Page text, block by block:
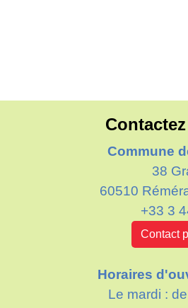
Commune
38
60510
+33 3
Contact
Horaires
Le mardi :